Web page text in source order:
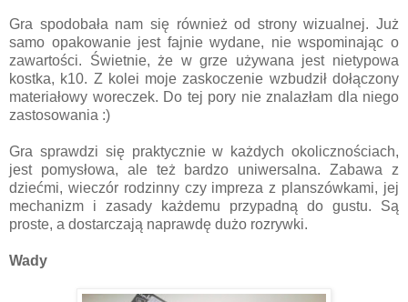
Gra spodobała nam się również od strony wizualnej. Już
samo opakowanie jest fajnie wydane, nie wspominając o
zawartości. Świetnie, że w grze używana jest nietypowa
kostka, k10. Z kolei moje zaskoczenie wzbudził dołączony
materiałowy woreczek. Do tej pory nie znalazłam dla niego
zastosowania :)
Gra sprawdzi się praktycznie w każdych okolicznościach,
jest pomysłowa, ale też bardzo uniwersalna. Zabawa z
dziećmi, wieczór rodzinny czy impreza z planszówkami, jej
mechanizm i zasady każdemu przypadną do gustu. Są
proste, a dostarczają naprawdę dużo rozrywki.
Wady